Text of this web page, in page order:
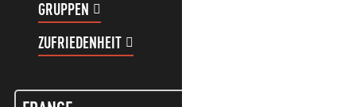
GRUPPEN
ZUFRIEDENHEIT